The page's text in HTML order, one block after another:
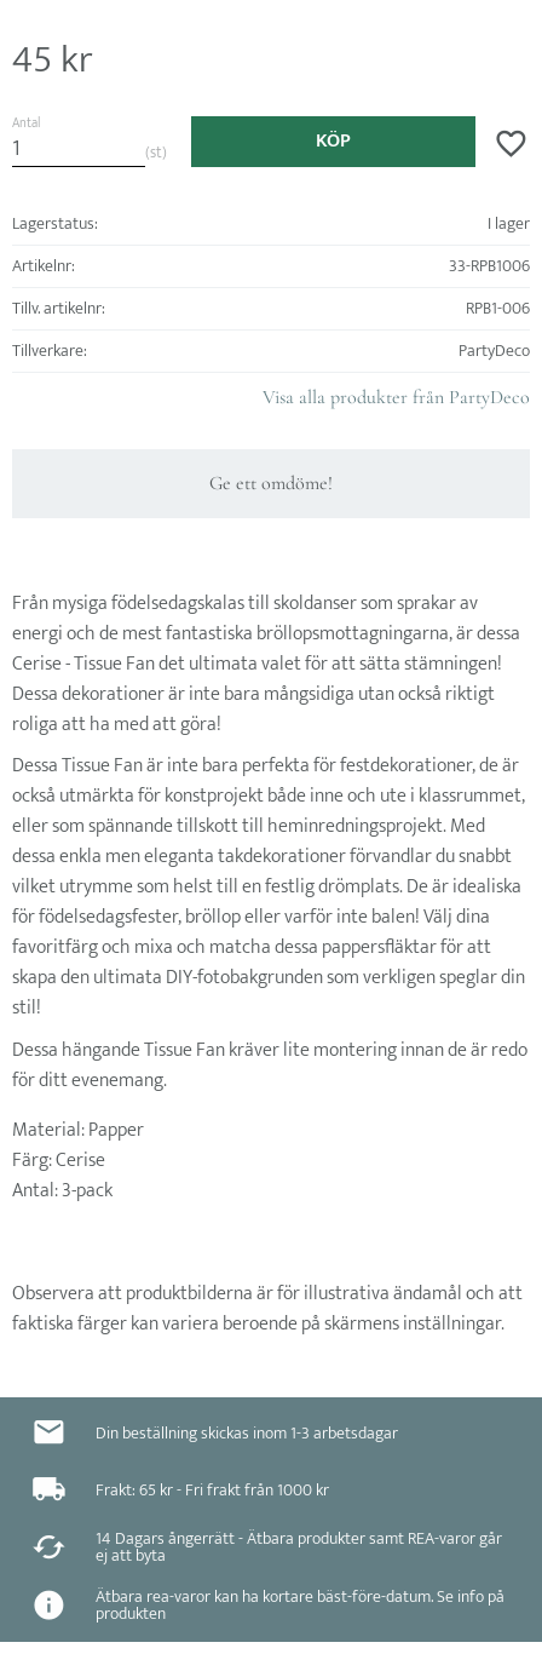
45 kr
Antal
st KÖP
Lagerstatus
I lager
Artikelnr
33-RPB1006
Tillv. artikelnr
RPB1-006
Tillverkare
PartyDeco
Visa alla produkter från PartyDeco
Ge ett omdöme!
Från mysiga födelsedagskalas till skoldanser som sprakar av
energi och de mest fantastiska bröllopsmottagningarna, är dessa
Cerise - Tissue Fan det ultimata valet för att sätta stämningen!
Dessa dekorationer är inte bara mångsidiga utan också riktigt
roliga att ha med att göra!
Dessa Tissue Fanär inte bara perfekta för festdekorationer, de är
också utmärkta för konstprojekt både inne och ute i klassrummet,
eller som spännande tillskott till heminredningsprojekt. Med
dessa enkla men eleganta takdekorationer förvandlar du snabbt
vilket utrymme som helst till en festlig drömplats. De är idealiska
för födelsedagsfester, bröllop eller varför inte balen! Välj dina
favoritfärg och mixa och matcha dessa pappersfläktar för att
skapa den ultimata DIY-fotobakgrunden som verkligen speglar din
stil!
Dessa hängande Tissue Fan kräver lite montering innan de är redo
för ditt evenemang.
Material: Papper
Färg: Cerise
Antal: 3-pack
Observera att produktbilderna är för illustrativa ändamål och att
faktiska färger kan variera beroende på skärmens inställningar.
Din beställning skickas inom 1-3 arbetsdagar
Frakt: 65 kr - Fri frakt från 1000 kr
14 Dagars ångerrätt - Ätbara produkter samt REA-varor går
ej att byta
Ätbara rea-varor kan ha kortare bäst-före-datum. Se info på
produkten